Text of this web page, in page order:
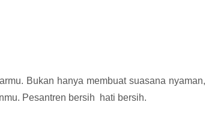
Bukan hanya membuat suasana nyaman,
Pesantren bersih hati bersih.